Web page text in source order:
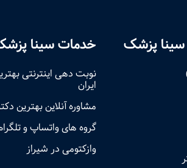
پزشک خدمات سینا
نوبت‌ دهی اینترنتی
ایران
مشاوره آنلاین بهترین
گروه های واتساپ و
وازکتومی در شیراز